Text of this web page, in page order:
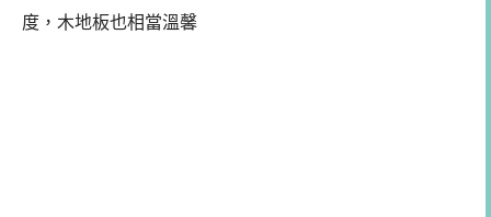
度，木地板也相當溫馨